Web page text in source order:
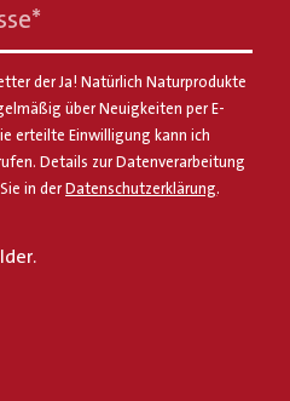
*
der Ja! Natürlich Naturprodukte
über Neuigkeiten per E-
erteilte Einwilligung kann ich
Details zur Datenverarbeitung
in derDatenschutzerklärung.